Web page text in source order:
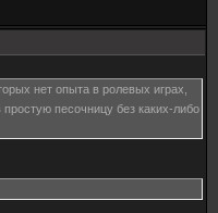
нет опыта в ролевых играх,
песочницу без каких-либо